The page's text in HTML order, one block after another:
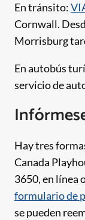
En tránsito:
Cornwall.
Morrisburg
En autobús
servicio de
Hay tres
Canada
3650, en línea
formulario de
se pueden